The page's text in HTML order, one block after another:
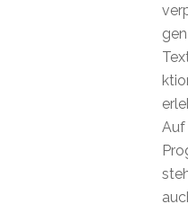
Auf